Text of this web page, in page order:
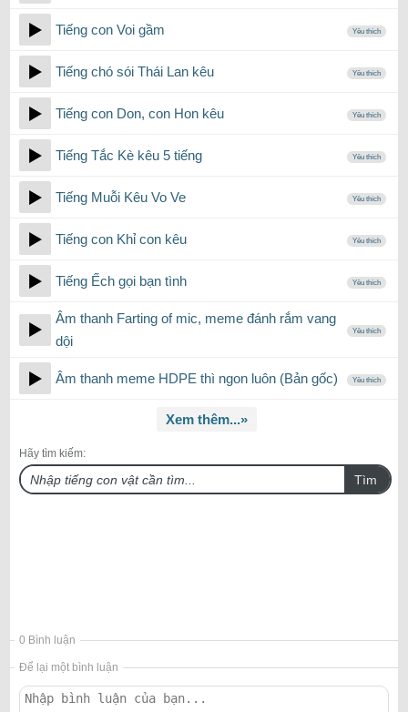
Tiếng con Voi gầm Yêu thích
Tiếng chó sói Thái Lan kêu Yêu thích
Tiếng con Don, con Hon kêu Yêu thích
Tiếng Tắc Kè kêu 5 tiếng Yêu thích
Tiếng Muỗi Kêu Vo Ve Yêu thích
Tiếng con Khỉ con kêu Yêu thích
Tiếng Ếch gọi bạn tình Yêu thích
Âm thanh Farting of mic, meme đánh rắm vang
dội
Yêu thích
Âm thanh meme HDPE thì ngon luôn (Bản gốc) Yêu thích
Xem thêm...»
Hãy tìm kiếm:
Tìm
0 Bình luận
Để lại một bình luận